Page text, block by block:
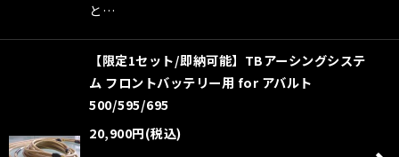
と…
【限定1セット/即納可能】TBアーシングシステ
ム フロントバッテリー用 for アバルト
500/595/695
20,900円(税込)